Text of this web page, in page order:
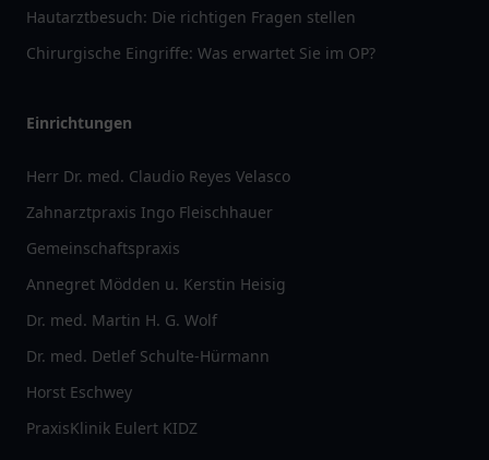
Hautarztbesuch: Die richtigen Fragen stellen
Chirurgische Eingriffe: Was erwartet Sie im OP?
Einrichtungen
Herr Dr. med. Claudio Reyes Velasco
Zahnarztpraxis Ingo Fleischhauer
Gemeinschaftspraxis
Annegret Mödden u. Kerstin Heisig
Dr. med. Martin H. G. Wolf
Dr. med. Detlef Schulte-Hürmann
Horst Eschwey
PraxisKlinik Eulert KIDZ